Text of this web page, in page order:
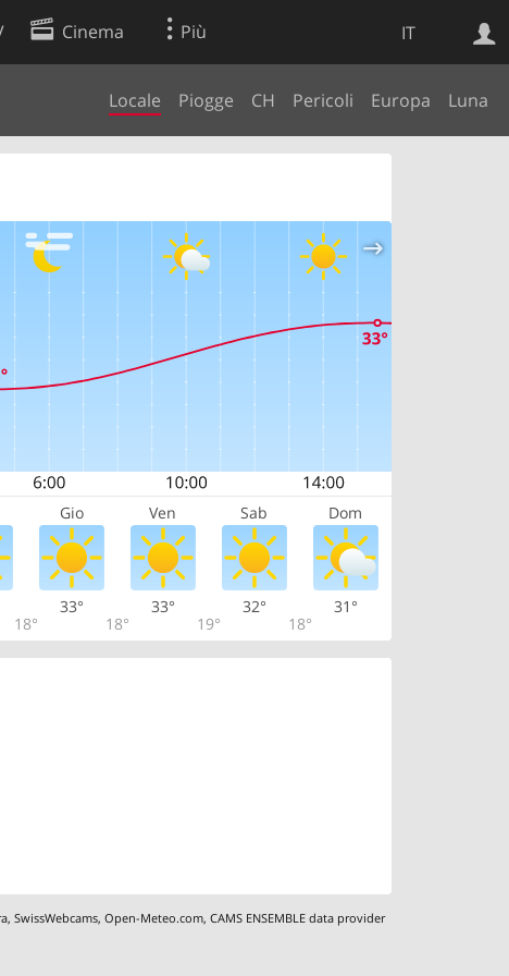
IT
Cinema Più
Locale Piogge CH Pericoli Europa Luna
Gio Ven Sab Dom
18°
33°
18°
33°
19°
32°
18°
31°
,SwissWebcams,Open-Meteo.com,CAMS ENSEMBLE data provider
Ricerca Web